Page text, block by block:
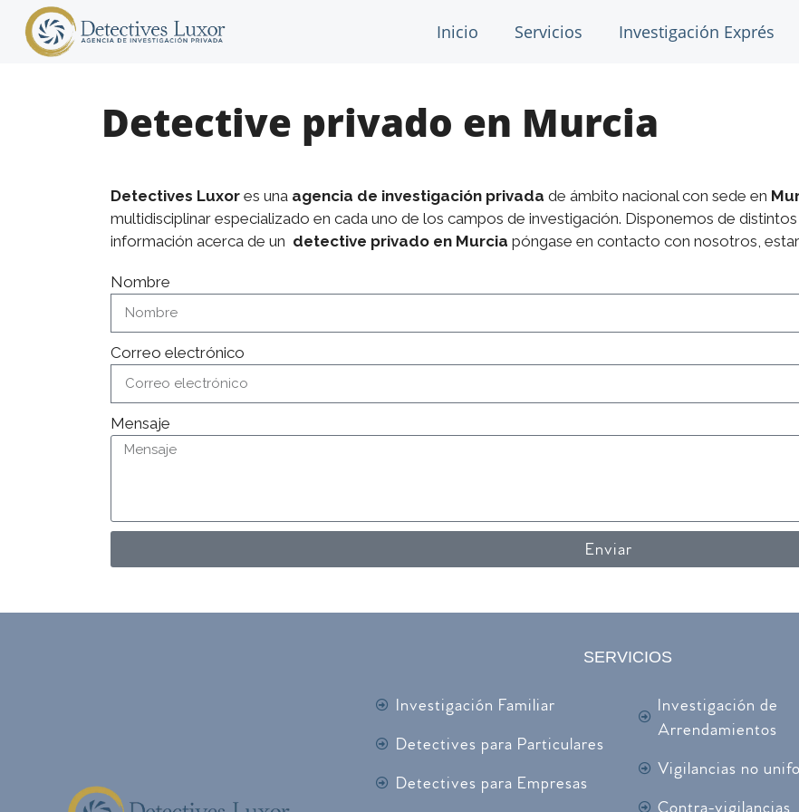
Inicio Servicios Investigación Exprés
Detective privado en Murcia
Detectives Luxor es una agencia de investigación privada de ámbito nacional con sede en
multidisciplinar especializado en cada uno de los campos de investigación. Disponemos de
información acerca de un detective privado en Murcia póngase en contacto con nosotros,
Nombre
Correo electrónico
Mensaje
Enviar
SERVICIOS
Investigación Familiar
Detectives para Particulares
Detectives para Empresas
Investigación de
Arrendamientos
Vigilancias no